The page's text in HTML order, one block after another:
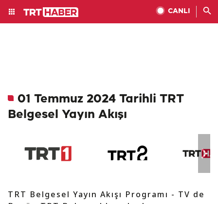
CANLI
01 Temmuz 2024 Tarihli TRT
Belgesel Yayın Akışı
TRT Belgesel Yayın Akışı Programı - TV de